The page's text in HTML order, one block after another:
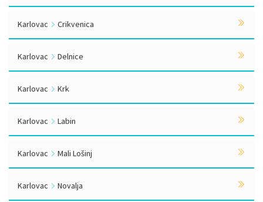
Karlovac Crikvenica
Karlovac Delnice
Karlovac Krk
Karlovac Labin
Karlovac Mali Lošinj
Karlovac Novalja